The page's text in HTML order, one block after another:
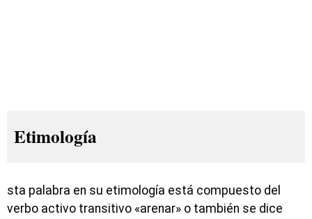
Etimología
sta palabra en su etimología está compuesto del
verbo activo transitivo «arenar» o también se dice